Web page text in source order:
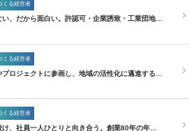
くる経営者
い、だから面白い。許認可・企業誘致・工業団地…
くる経営者
プロジェクトに参画し、地域の活性化に邁進する…
くる経営者
け、社員一人ひとりと向き合う。創業80年の年…